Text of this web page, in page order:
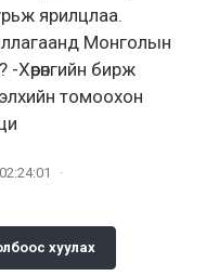
ярилцлаа.
Монголын
-Хөрөнгийн бирж
томоохон
·
хуулах